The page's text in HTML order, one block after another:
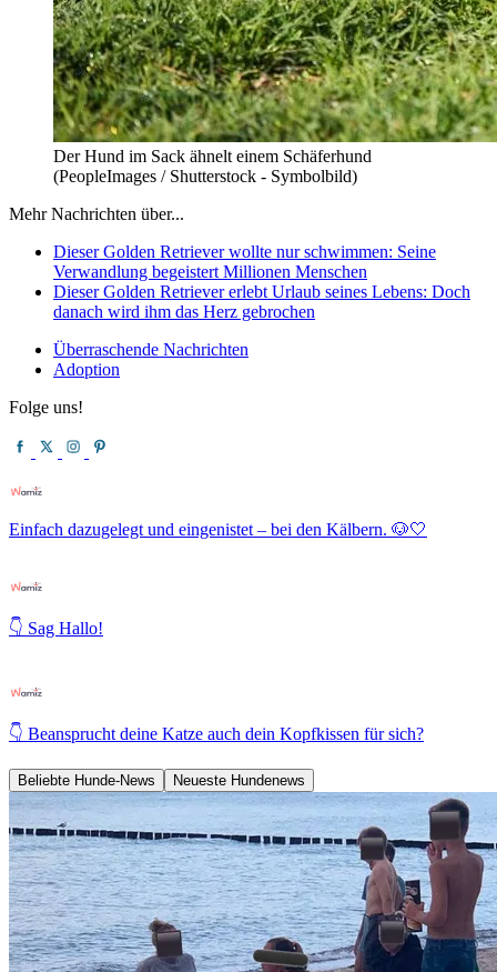
Der Hund im Sack ähnelt einem Schäferhund
(PeopleImages / Shutterstock - Symbolbild)
Mehr Nachrichten über...
Dieser Golden Retriever wollte nur schwimmen: Seine
Verwandlung begeistert Millionen Menschen
Dieser Golden Retriever erlebt Urlaub seines Lebens: Doch
danach wird ihm das Herz gebrochen
Überraschende Nachrichten
Adoption
Folge uns!
Einfach dazugelegt und eingenistet – bei den Kälbern. 🐶🤍
👇 Sag Hallo!
👇 Beansprucht deine Katze auch dein Kopfkissen für sich?
Beliebte Hunde-News Neueste Hundenews